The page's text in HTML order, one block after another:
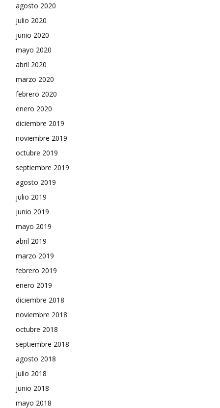
agosto 2020
julio 2020
junio 2020
mayo 2020
abril 2020
marzo 2020
febrero 2020
enero 2020
diciembre 2019
noviembre 2019
octubre 2019
septiembre 2019
agosto 2019
julio 2019
junio 2019
mayo 2019
abril 2019
marzo 2019
febrero 2019
enero 2019
diciembre 2018
noviembre 2018
octubre 2018
septiembre 2018
agosto 2018
julio 2018
junio 2018
mayo 2018